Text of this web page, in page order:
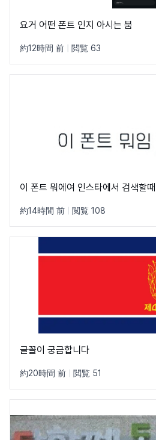
요거 어떤 폰트 인지 아시는 붐
約12時間 前 閲覧 63
이 폰트 뭐에여 인스타에서 검색할
約14時間 前 閲覧 108
글꼴이 궁금합니다
約20時間 前 閲覧 51